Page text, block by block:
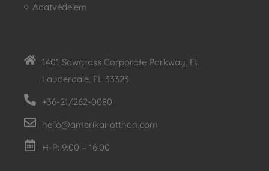
Adatvédelem
1401 Sawgrass Corporate Parkway, Ft.
Lauderdale, FL 33323
+36-21/262-0080
hello@amerikai-otthon.com
H-P: 9:00 – 16:00